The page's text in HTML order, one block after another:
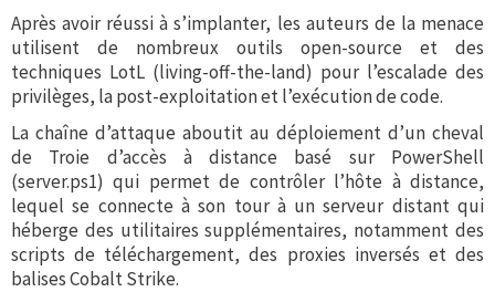
Après avoir réussi à s’implanter, les auteurs de la menace
utilisent de nombreux outils open-source et des
techniques LotL (living-off-the-land) pour l’escalade des
privilèges, la post-exploitation et l’exécution de code.
La chaîne d’attaque aboutit au déploiement d’un cheval
de Troie d’accès à distance basé sur PowerShell
(server.ps1) qui permet de contrôler l’hôte à distance,
lequel se connecte à son tour à un serveur distant qui
héberge des utilitaires supplémentaires, notamment des
scripts de téléchargement, des proxies inversés et des
balises Cobalt Strike.